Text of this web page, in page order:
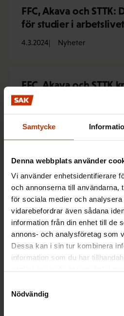
Samtycke
Denna webbplats använder
Vi använder enhetsidentifierare
och annonserna till användarna,
för sociala medier och
vidarebefordrar även sådana
information från din enhet till de
annons- och analysföretag som
Dessa kan i sin tur kombinera
information som du har
Nödvändig
FFC, Akava och STTK:
för studier i arbetslivet
4.3.2024 Nyheter
FFC, Akava och STTK
regeringen bevarar
en ersättande
24.10.2023 Nyheter
Organisationerna:
slopa
bildningsarbetet
behov av att utveckla